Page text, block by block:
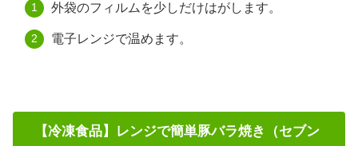
外袋のフィルムを少しだけはがします。
電子レンジで温めます。
【冷凍食品】レンジで簡単豚バラ焼き（セブン